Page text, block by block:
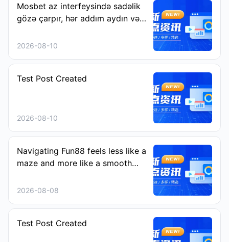
Mosbet az interfeysində sadəlik
gözə çarpır, hər addım aydın və
2026-08-10
Test Post Created
2026-08-10
Navigating Fun88 feels less like a
maze and more like a smooth
2026-08-08
Test Post Created